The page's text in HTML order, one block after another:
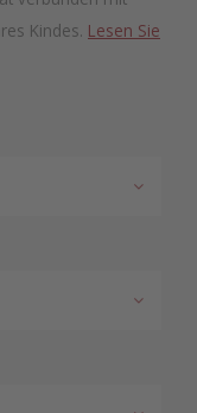
Kindes. Lesen Sie